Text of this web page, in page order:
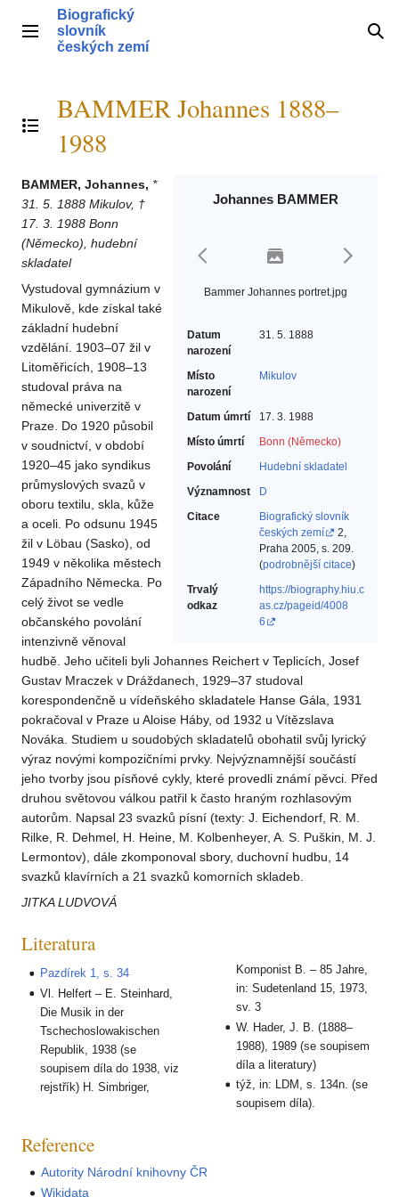
obsahHlavní menu
Biografický
slovník
českých zemí
Přepnout obsah
BAMMER Johannes 1888–
1988
Johannes BAMMER
Bammer Johannes portret.jpg
Datum
narození
31. 5. 1888
Místo
narození
Mikulov
Datum úmrtí
17. 3. 1988
Místo úmrtí
Bonn (Německo)
Povolání
Hudební skladatel‎
Významnost
D
Citace
Biografický slovník
českých zemí
2,
Praha 2005, s. 209.
(podrobnější citace)
Trvalý
odkaz
https://biography.hiu.c
as.cz/pageid/4008
6
BAMMER, Johannes, *
31. 5. 1888 Mikulov, †
17. 3. 1988 Bonn
(Německo), hudební
skladatel
Vystudoval gymnázium v
Mikulově, kde získal také
základní hudební
vzdělání. 1903–07 žil v
Litoměřicích, 1908–13
studoval práva na
německé univerzitě v
Praze. Do 1920 působil
v soudnictví, v období
1920–45 jako syndikus
průmyslových svazů v
oboru textilu, skla, kůže
a oceli. Po odsunu 1945
žil v Löbau (Sasko), od
1949 v několika městech
Západního Německa. Po
celý život se vedle
občanského povolání
intenzivně věnoval
hudbě. Jeho učiteli byli Johannes Reichert v Teplicích, Josef
Gustav Mraczek v Dráždanech, 1929–37 studoval
korespondenčně u vídeňského skladatele Hanse Gála, 1931
pokračoval v Praze u Aloise Háby, od 1932 u Vítězslava
Nováka. Studiem u soudobých skladatelů obohatil svůj lyrický
výraz novými kompozičními prvky. Nejvýznamnější součástí
jeho tvorby jsou písňové cykly, které provedli známí pěvci. Před
druhou světovou válkou patřil k často hraným rozhlasovým
autorům. Napsal 23 svazků písní (texty: J. Eichendorf, R. M.
Rilke, R. Dehmel, H. Heine, M. Kolbenheyer, A. S. Puškin, M. J.
Lermontov), dále zkomponoval sbory, duchovní hudbu, 14
svazků klavírních a 21 svazků komorních skladeb.
JITKA LUDVOVÁ
Literatura
Pazdírek 1, s. 34
Vl. Helfert – E. Steinhard,
Die Musik in der
Tschechoslowakischen
Republik, 1938 (se
soupisem díla do 1938, viz
rejstřík) H. Simbriger,
Komponist B. – 85 Jahre,
in: Sudetenland 15, 1973,
sv. 3
W. Hader, J. B. (1888–
1988), 1989 (se soupisem
díla a literatury)
týž, in: LDM, s. 134n. (se
soupisem díla).
Reference
Autority Národní knihovny ČR
Wikidata